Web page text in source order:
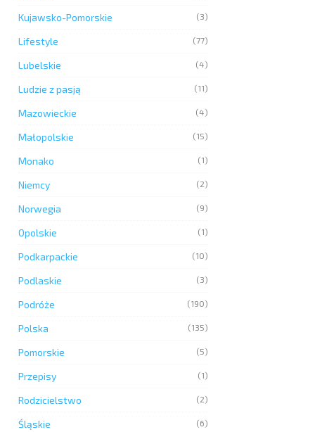
Kujawsko-Pomorskie (3)
Lifestyle (77)
Lubelskie (4)
Ludzie z pasją (11)
Mazowieckie (4)
Małopolskie (15)
Monako (1)
Niemcy (2)
Norwegia (9)
Opolskie (1)
Podkarpackie (10)
Podlaskie (3)
Podróże (190)
Polska (135)
Pomorskie (5)
Przepisy (1)
Rodzicielstwo (2)
Śląskie (6)